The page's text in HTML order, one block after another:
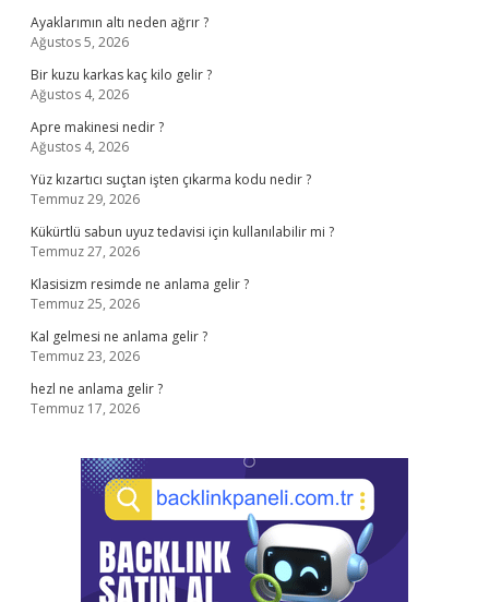
Ayaklarımın altı neden ağrır ?
Ağustos 5, 2026
Bir kuzu karkas kaç kilo gelir ?
Ağustos 4, 2026
Apre makinesi nedir ?
Ağustos 4, 2026
Yüz kızartıcı suçtan işten çıkarma kodu nedir ?
Temmuz 29, 2026
Kükürtlü sabun uyuz tedavisi için kullanılabilir mi ?
Temmuz 27, 2026
Klasisizm resimde ne anlama gelir ?
Temmuz 25, 2026
Kal gelmesi ne anlama gelir ?
Temmuz 23, 2026
hezl ne anlama gelir ?
Temmuz 17, 2026